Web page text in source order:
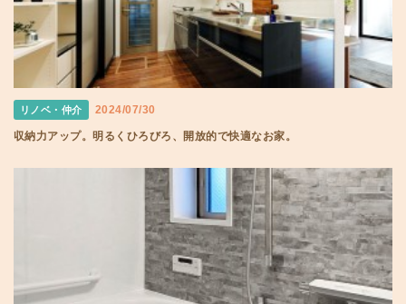
リノベ・仲介 2024/07/30
収納力アップ。明るくひろびろ、開放的で快適なお家。